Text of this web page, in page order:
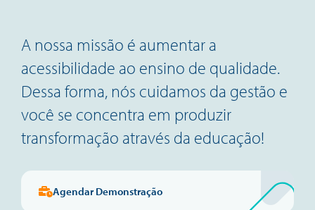
A nossa missão é aumentar a
acessibilidade ao ensino de qualidade.
Dessa forma, nós cuidamos da gestão e
você se concentra em produzir
transformação através da educação!
Agendar Demonstração